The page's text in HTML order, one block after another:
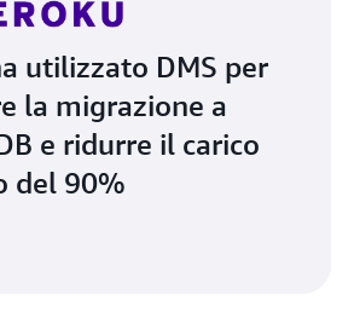
utilizzato DMS per
la migrazione a
e ridurre il carico
del 90%